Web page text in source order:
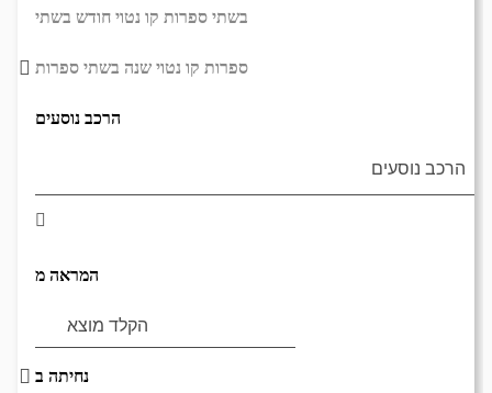
בשתי ספרות קו נטוי חודש בשתי
ספרות קו נטוי שנה בשתי ספרות
הרכב נוסעים
המראה מ
נחיתה ב